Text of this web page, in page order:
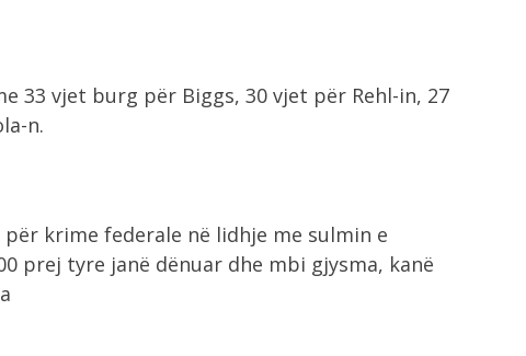
33 vjet burg për Biggs, 30 vjet për Rehl-in, 27
n.
krime federale në lidhje me sulmin e
prej tyre janë dënuar dhe mbi gjysma, kanë